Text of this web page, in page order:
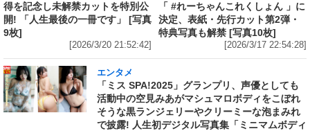
得を記念し未解禁カットを特別公
開! 「人生最後の一冊です」 [写真
9枚]
[2026/3/20 21:52:42]
「 #れーちゃんこれくしょん 」に
決定、表紙・先行カット第2弾・
特典写真も解禁 [写真10枚]
[2026/3/17 22:54:28]
エンタメ
「ミス SPA!2025」グランプリ、声優としても
活動中の空見みあがマシュマロボディをこぼれ
そうな黒ランジェリーやクリーミーな泡まみれ
で披露! 人生初デジタル写真集「ミニマムボディ